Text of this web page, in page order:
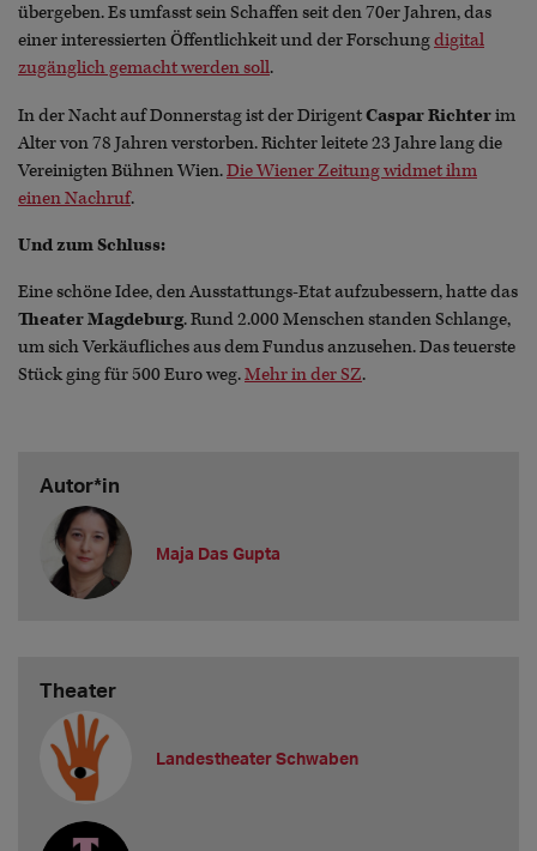
übergeben. Es umfasst sein Schaffen seit den 70er Jahren, das
einer interessierten Öffentlichkeit und der Forschungdigital
zugänglich gemacht werden soll.
In der Nacht auf Donnerstag ist der DirigentCaspar Richterim
Alter von 78 Jahren verstorben. Richter leitete 23 Jahre lang die
Vereinigten Bühnen Wien.Die Wiener Zeitung widmet ihm
einen Nachruf.
Und zum Schluss:
Eine schöne Idee, den Ausstattungs-Etat aufzubessern, hatte das
Theater Magdeburg. Rund 2.000 Menschen standen Schlange,
um sich Verkäufliches aus dem Fundus anzusehen. Das teuerste
Stück ging für 500 Euro weg.Mehr in der SZ.
Autor*in
Maja Das Gupta
Theater
Landestheater Schwaben